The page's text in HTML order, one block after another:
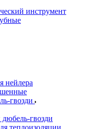
инструмент
нейлера
гвозди
гвозди
теплоизоляции